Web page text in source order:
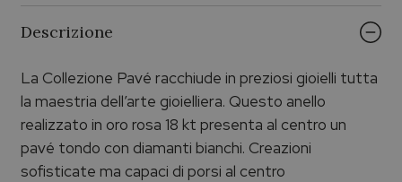
Descrizione
La Collezione Pavé racchiude in preziosi gioielli tutta
la maestria dell’arte gioielliera. Questo anello
realizzato in oro rosa 18 kt presenta al centro un
pavé tondo con diamanti bianchi. Creazioni
sofisticate ma capaci di porsi al centro